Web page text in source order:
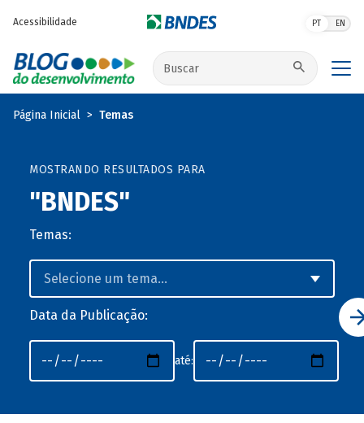
Acessibilidade PT EN
Buscar no site
Página Inicial Temas
MOSTRANDO RESULTADOS PARA
"BNDES"
Temas:
Data da Publicação:
até: